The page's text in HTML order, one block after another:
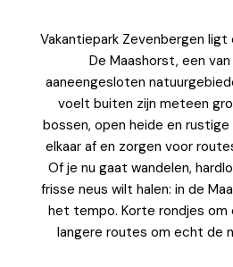
Vakantiepark Zevenbergen
De Maashorst, een
aaneengesloten
voelt buiten zijn meteen
bossen, open heide en
elkaar af en zorgen voor
Of je nu gaat wandelen,
frisse neus wilt halen: in de
het tempo. Korte rondjes om
langere routes om echt de